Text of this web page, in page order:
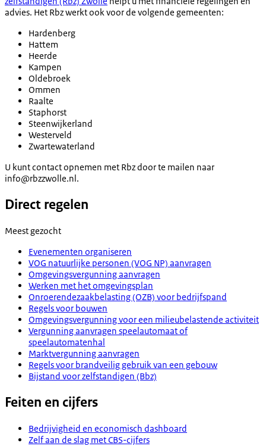
advies. Het Rbz werkt ook voor de volgende gemeenten:
Hardenberg
Hattem
Heerde
Kampen
Oldebroek
Ommen
Raalte
Staphorst
Steenwijkerland
Westerveld
Zwartewaterland
U kunt contact opnemen met Rbz door te mailen naar
info@rbzzwolle.nl.
Direct regelen
Meest gezocht
Evenementen organiseren
VOG natuurlijke personen (VOG NP) aanvragen
Omgevingsvergunning aanvragen
Werken met het omgevingsplan
Onroerendezaakbelasting (OZB) voor bedrijfspand
Regels voor bouwen
Omgevingsvergunning voor een milieubelastende activiteit
Vergunning aanvragen speelautomaat of
speelautomatenhal
Marktvergunning aanvragen
Regels voor brandveilig gebruik van een gebouw
Bijstand voor zelfstandigen (Bbz)
Feiten en cijfers
Bedrijvigheid en economisch dashboard
Zelf aan de slag met CBS-cijfers